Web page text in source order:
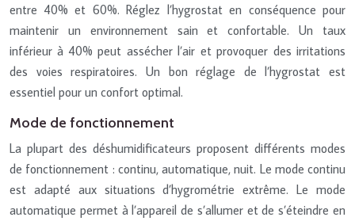
entre 40% et 60%. Réglez l’hygrostat en conséquence pour
maintenir un environnement sain et confortable. Un taux
inférieur à 40% peut assécher l’air et provoquer des irritations
des voies respiratoires. Un bon réglage de l’hygrostat est
essentiel pour un confort optimal.
Mode de fonctionnement
La plupart des déshumidificateurs proposent différents modes
de fonctionnement : continu, automatique, nuit. Le mode continu
est adapté aux situations d’hygrométrie extrême. Le mode
automatique permet à l’appareil de s’allumer et de s’éteindre en